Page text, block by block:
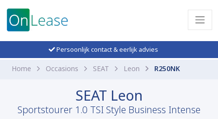
Persoonlijk contact & eerlijk advies
Home Occasions SEAT Leon R250NK
SEAT Leon
Sportstourer 1.0 TSI Style Business Intense